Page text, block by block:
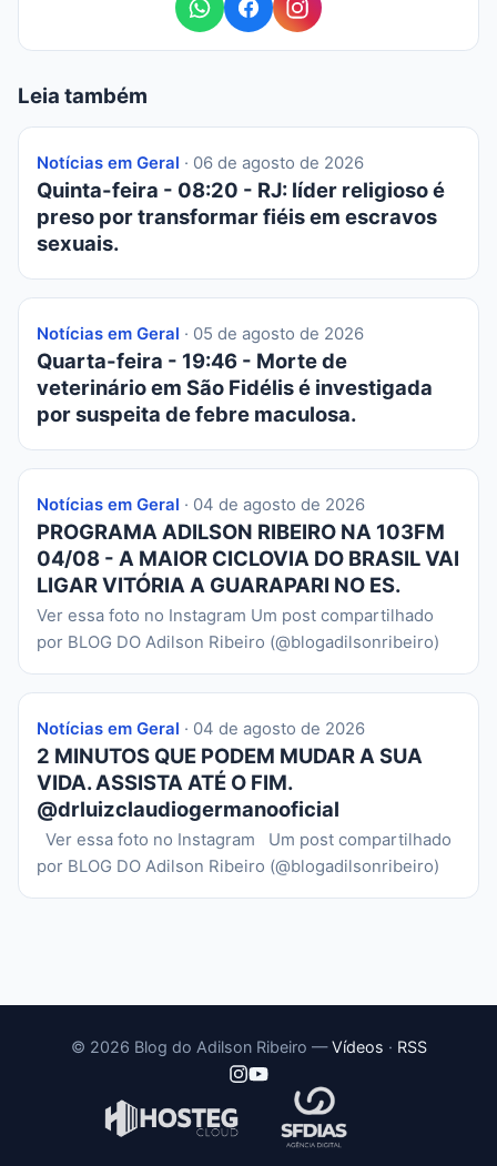
Leia também
Notícias em Geral · 06 de agosto de 2026
Quinta-feira - 08:20 - RJ: líder religioso é
preso por transformar fiéis em escravos
sexuais.
Notícias em Geral · 05 de agosto de 2026
Quarta-feira - 19:46 - Morte de
veterinário em São Fidélis é investigada
por suspeita de febre maculosa.
Notícias em Geral · 04 de agosto de 2026
PROGRAMA ADILSON RIBEIRO NA 103FM
04/08 - A MAIOR CICLOVIA DO BRASIL VAI
LIGAR VITÓRIA A GUARAPARI NO ES.
Ver essa foto no Instagram Um post compartilhado
por BLOG DO Adilson Ribeiro (@blogadilsonribeiro)
Notícias em Geral · 04 de agosto de 2026
2 MINUTOS QUE PODEM MUDAR A SUA
VIDA. ASSISTA ATÉ O FIM.
@drluizclaudiogermanooficial
Ver essa foto no Instagram Um post compartilhado
por BLOG DO Adilson Ribeiro (@blogadilsonribeiro)
© 2026 Blog do Adilson Ribeiro —Vídeos · RSS